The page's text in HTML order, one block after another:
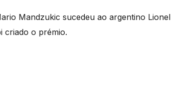
Mandzukic sucedeu ao argentino
criado o prémio.